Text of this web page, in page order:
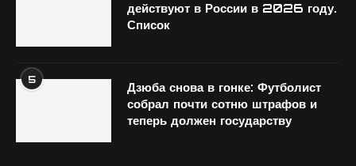
действуют в России в 2026 году.
Список
5
Дзюба снова в гонке: Футболист
собрал почти сотню штрафов и
теперь должен государству